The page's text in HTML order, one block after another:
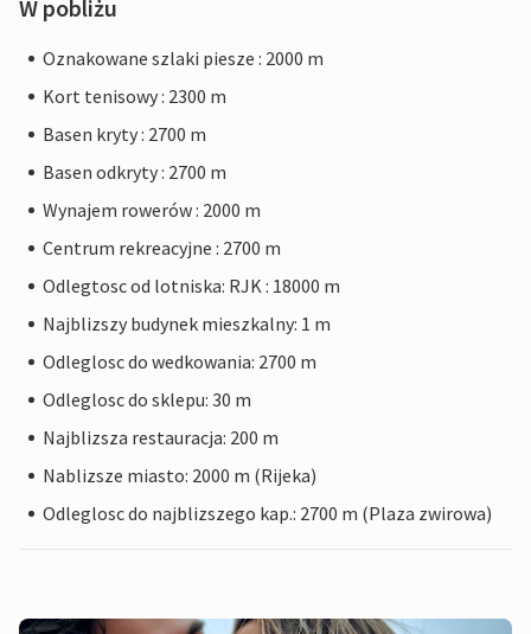
W pobliżu
Oznakowane szlaki piesze : 2000 m
Kort tenisowy : 2300 m
Basen kryty : 2700 m
Basen odkryty : 2700 m
Wynajem rowerów : 2000 m
Centrum rekreacyjne : 2700 m
Odlegtosc od lotniska: RJK : 18000 m
Najblizszy budynek mieszkalny: 1 m
Odleglosc do wedkowania: 2700 m
Odleglosc do sklepu: 30 m
Najblizsza restauracja: 200 m
Nablizsze miasto: 2000 m (Rijeka)
Odleglosc do najblizszego kap.: 2700 m (Plaza zwirowa)